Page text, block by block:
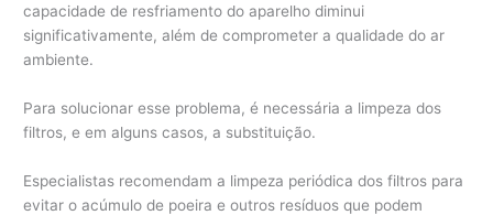
capacidade de resfriamento do aparelho diminui
significativamente, além de comprometer a qualidade do ar
ambiente.
Para solucionar esse problema, é necessária a limpeza dos
filtros, e em alguns casos, a substituição.
Especialistas recomendam a limpeza periódica dos filtros para
evitar o acúmulo de poeira e outros resíduos que podem